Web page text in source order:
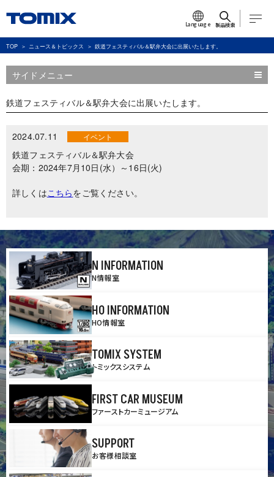
Language 製品検索
TOP ニュース＆トピックス 鉄道フェスティバル＆駅弁大会に出展いたします。
サイドメニュー
鉄道フェスティバル＆駅弁大会に出展いたします。
2024.07.11 イベント
鉄道フェスティバル＆駅弁大会
会期：2024年7月10日(水）～16日(火)
詳しくはこちらをご覧ください。
N INFORMATION
N情報室
HO INFORMATION
HO情報室
TOMIX SYSTEM
トミックスシステム
FIRST CAR MUSEUM
ファーストカーミュージアム
SUPPORT
お客様相談室